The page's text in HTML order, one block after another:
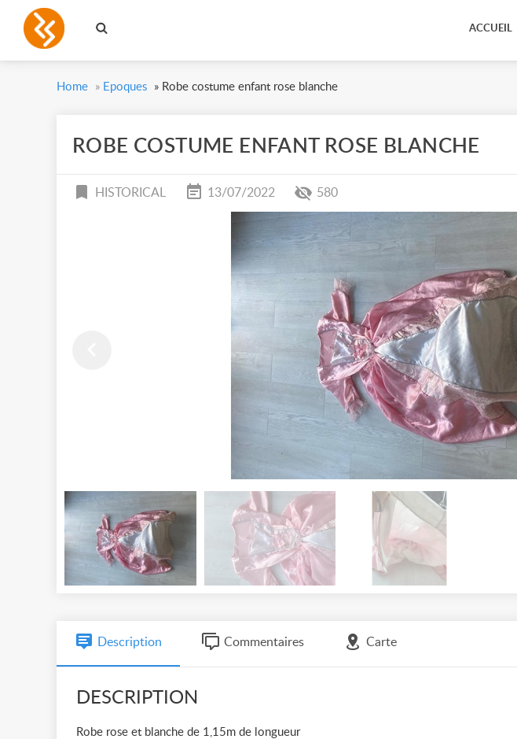
ACCUEIL
Home » Epoques » Robe costume enfant rose blanche
ROBE COSTUME ENFANT ROSE BLANCHE
HISTORICAL 13/07/2022 580
Description Commentaires Carte
DESCRIPTION
Robe rose et blanche de 1,15m de longueur